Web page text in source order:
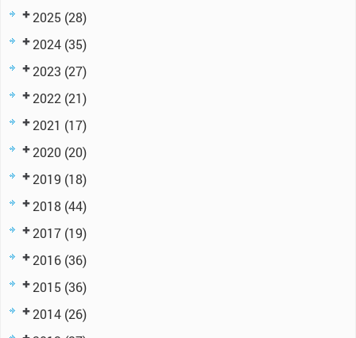
2025 (28)
2024 (35)
2023 (27)
2022 (21)
2021 (17)
2020 (20)
2019 (18)
2018 (44)
2017 (19)
2016 (36)
2015 (36)
2014 (26)